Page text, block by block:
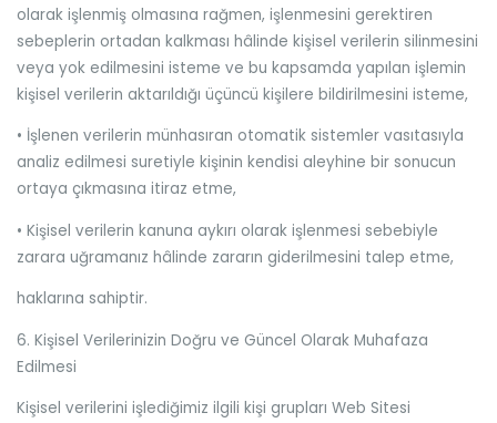
olarak işlenmiş olmasına rağmen, işlenmesini gerektiren
sebeplerin ortadan kalkması hâlinde kişisel verilerin silinmesini
veya yok edilmesini isteme ve bu kapsamda yapılan işlemin
kişisel verilerin aktarıldığı üçüncü kişilere bildirilmesini isteme,
• İşlenen verilerin münhasıran otomatik sistemler vasıtasıyla
analiz edilmesi suretiyle kişinin kendisi aleyhine bir sonucun
ortaya çıkmasına itiraz etme,
• Kişisel verilerin kanuna aykırı olarak işlenmesi sebebiyle
zarara uğramanız hâlinde zararın giderilmesini talep etme,
haklarına sahiptir.
6. Kişisel Verilerinizin Doğru ve Güncel Olarak Muhafaza
Edilmesi
Kişisel verilerini işlediğimiz ilgili kişi grupları Web Sitesi